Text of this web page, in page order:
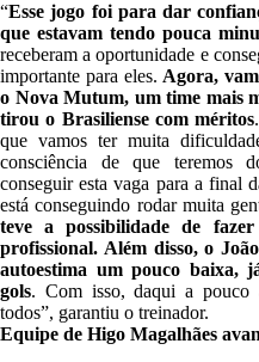
“Esse jogo foi para dar
que estavam tendo pouca
receberam a oportunidade e
importante para eles. Agora,
o Nova Mutum, um time mais
tirou o Brasiliense com méritos
que vamos ter muita
consciência de que teremos
conseguir esta vaga para a
está conseguindo rodar muita
teve a possibilidade de
profissional. Além disso, o
autoestima um pouco baixa,
gols. Com isso, daqui a pouco
todos”, garantiu o treinador.
Equipe de Higo Magalhães